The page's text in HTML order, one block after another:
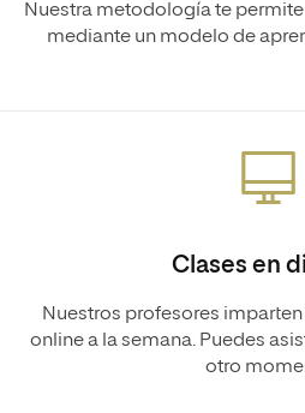
Nuestra metodología te
mediante un modelo de
Clases en
Nuestros profesores
online a la semana. Puedes
otro